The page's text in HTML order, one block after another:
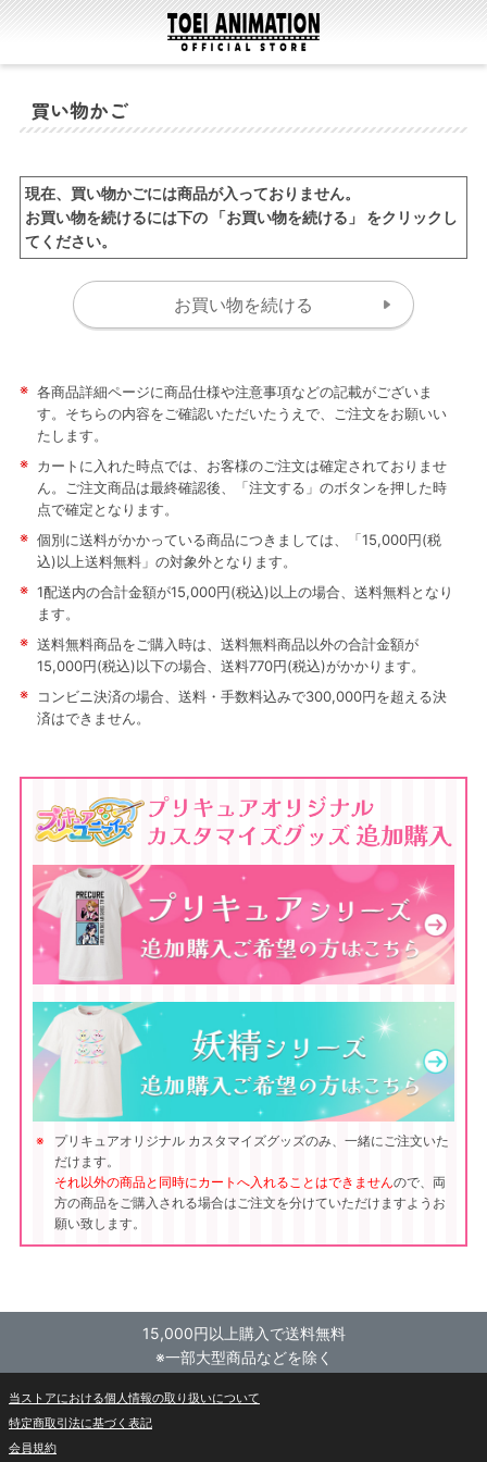
買い物かご
現在、買い物かごには商品が入っておりません。
お買い物を続けるには下の 「お買い物を続ける」 をクリックし
てください。
※ 各商品詳細ページに商品仕様や注意事項などの記載がございま
す。そちらの内容をご確認いただいたうえで、ご注文をお願いい
たします。
※ カートに入れた時点では、お客様のご注文は確定されておりませ
ん。ご注文商品は最終確認後、「注文する」のボタンを押した時
点で確定となります。
※ 個別に送料がかかっている商品につきましては、「15,000円(税
込)以上送料無料」の対象外となります。
※ 1配送内の合計金額が15,000円(税込)以上の場合、送料無料となり
ます。
※ 送料無料商品をご購入時は、送料無料商品以外の合計金額が
15,000円(税込)以下の場合、送料770円(税込)がかかります。
※
コンビニ決済の場合、送料・手数料込みで300,000円を超える決
済はできません。
プリキュアオリジナル カスタマイズグッズのみ、一緒にご注文いた
だけます。
それ以外の商品と同時にカートへ入れることはできませんので、両
方の商品をご購入される場合はご注文を分けていただけますようお
願い致します。
15,000円以上購入で送料無料
※一部大型商品などを除く
当ストアにおける個人情報の取り扱いについて
特定商取引法に基づく表記
会員規約